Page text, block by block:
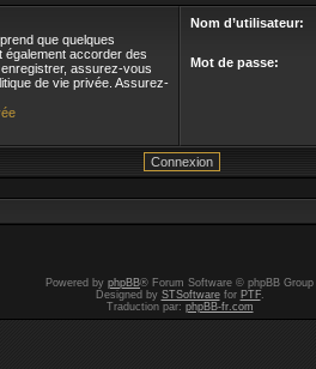
que quelques
également accorder des
assurez-vous
de vie privée. Assurez-
Nom d’utilisateur:
Mot de passe:
Powered by phpBB® Forum Software © phpBB Group
Designed by STSoftwarefor PTF.
Traduction par: phpBB-fr.com